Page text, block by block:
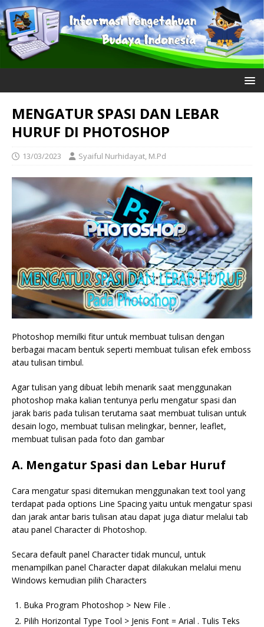
MENGATUR SPASI DAN LEBAR
HURUF DI PHOTOSHOP
13/03/2023 Syaiful Nurhidayat, M.Pd
Photoshop memilki fitur untuk membuat tulisan dengan
berbagai macam bentuk seperti membuat tulisan efek emboss
atau tulisan timbul.
Agar tulisan yang dibuat lebih menarik saat menggunakan
photoshop maka kalian tentunya perlu mengatur spasi dan
jarak baris pada tulisan terutama saat membuat tulisan untuk
desain logo, membuat tulisan melingkar, benner, leaflet,
membuat tulisan pada foto dan gambar
A. Mengatur Spasi dan Lebar Huruf
Cara mengatur spasi ditemukan menggunakan text tool yang
terdapat pada options Line Spacing yaitu untuk mengatur spasi
dan jarak antar baris tulisan atau dapat juga diatur melalui tab
atau panel Character di Photoshop.
Secara default panel Character tidak muncul, untuk
menampilkan panel Character dapat dilakukan melalui menu
Windows kemudian pilih Characters
Buka Program Photoshop > New File .
Pilih Horizontal Type Tool > Jenis Font = Arial . Tulis Teks